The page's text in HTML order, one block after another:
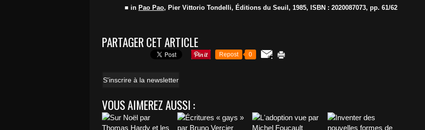
■ in Pao Pao, Pier Vittorio Tondelli, Éditions du Seuil, 1985, ISBN : 2020087073, pp. 61/62
PARTAGER CET ARTICLE
Repost 0
S'inscrire à la newsletter
VOUS AIMEREZ AUSSI :